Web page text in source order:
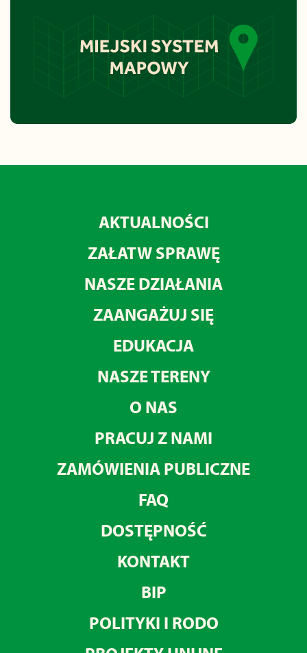
AKTUALNOŚCI
ZAŁATW SPRAWĘ
NASZE DZIAŁANIA
ZAANGAŻUJ SIĘ
EDUKACJA
NASZE TERENY
O NAS
PRACUJ Z NAMI
ZAMÓWIENIA PUBLICZNE
FAQ
DOSTĘPNOŚĆ
KONTAKT
BIP
POLITYKI I RODO